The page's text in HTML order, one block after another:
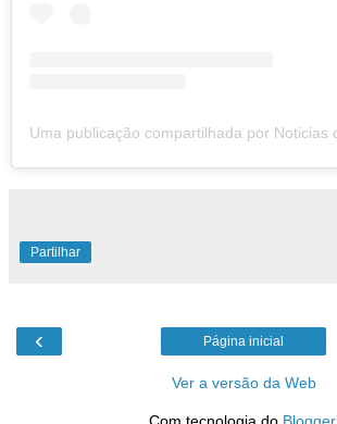
Partilhar
‹ Página inicial
Ver a versão da Web
Com tecnologia do Blogger.